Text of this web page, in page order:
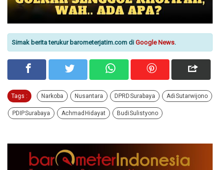
Simak berita terukur barometerjatim.com di Google News.
Tags : Narkoba Nusantara DPRD Surabaya Adi Sutarwijono
PDIP Surabaya Achmad Hidayat Budi Sulistyono